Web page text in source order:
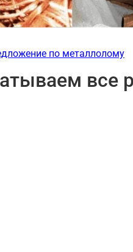
по металлолому
все